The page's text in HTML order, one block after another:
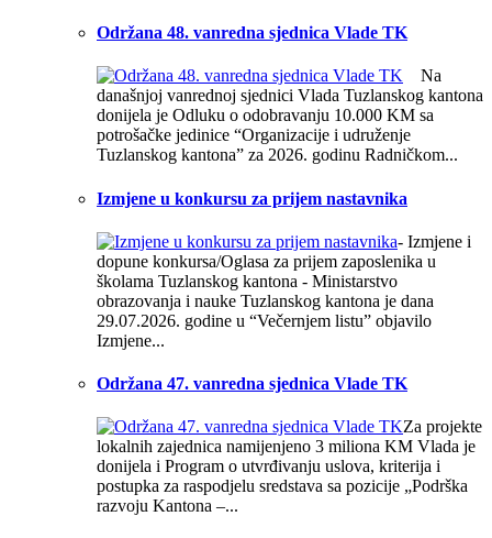
Održana 48. vanredna sjednica Vlade TK
Na
današnjoj vanrednoj sjednici Vlada Tuzlanskog kantona
donijela je Odluku o odobravanju 10.000 KM sa
potrošačke jedinice “Organizacije i udruženje
Tuzlanskog kantona” za 2026. godinu Radničkom...
Izmjene u konkursu za prijem nastavnika
- Izmjene i
dopune konkursa/Oglasa za prijem zaposlenika u
školama Tuzlanskog kantona - Ministarstvo
obrazovanja i nauke Tuzlanskog kantona je dana
29.07.2026. godine u “Večernjem listu” objavilo
Izmjene...
Održana 47. vanredna sjednica Vlade TK
Za projekte
lokalnih zajednica namijenjeno 3 miliona KM Vlada je
donijela i Program o utvrđivanju uslova, kriterija i
postupka za raspodjelu sredstava sa pozicije „Podrška
razvoju Kantona –...